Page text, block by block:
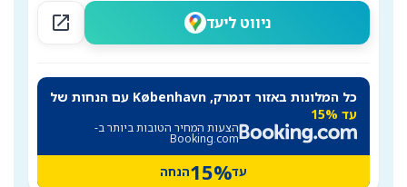
open_in_new ניווט ליעד
כל המלונות באזור דנמרק, København עם הנחות של
עד 15%
הצעות המחיר הטובות ביותר ב-
Booking.com
עד15%הנחה